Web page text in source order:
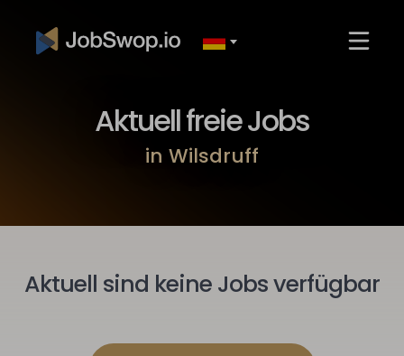
Aktuell freie Jobs
in Wilsdruff
Aktuell sind keine Jobs verfügbar